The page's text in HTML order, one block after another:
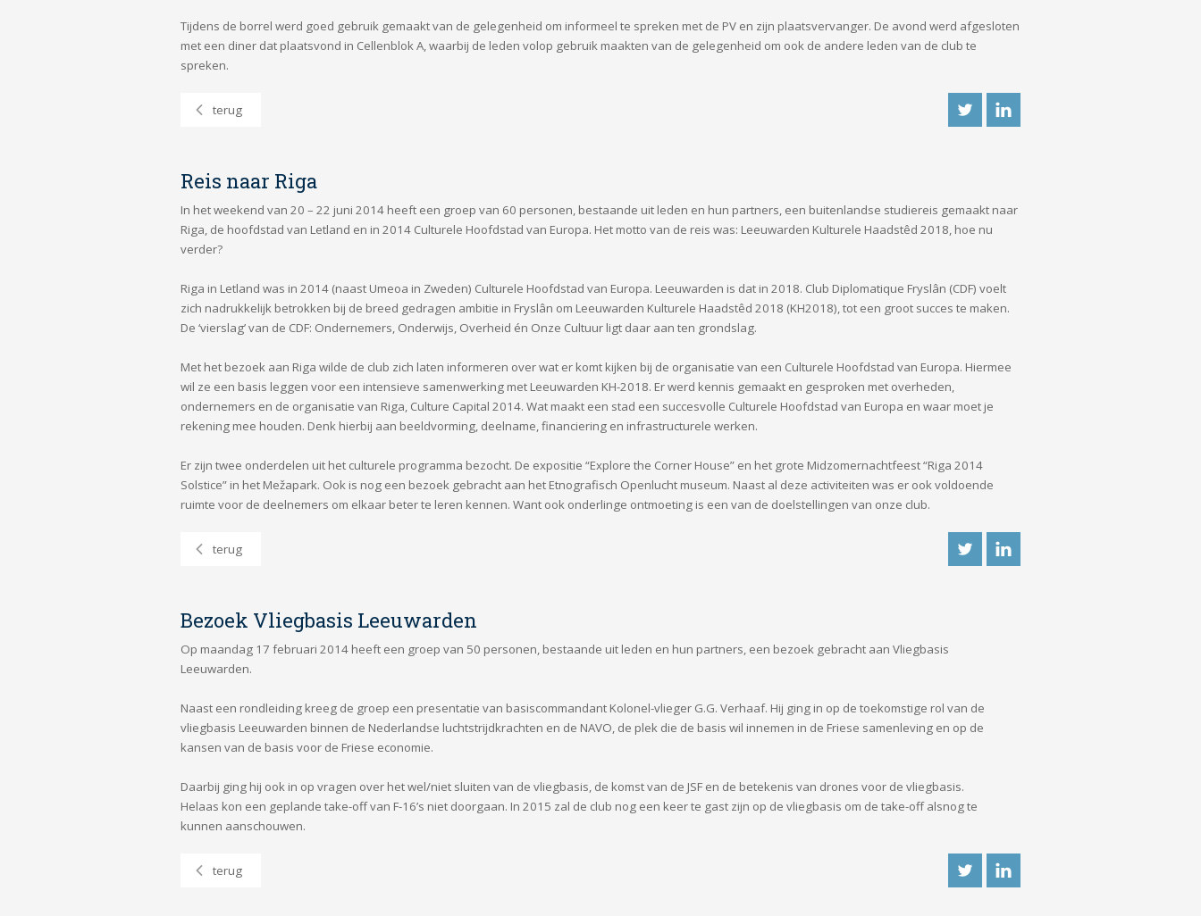
Tijdens de borrel werd goed gebruik gemaakt van de gelegenheid om informeel te spreken met de PV en zijn plaatsvervanger. De avond werd afgesloten
met een diner dat plaatsvond in Cellenblok A, waarbij de leden volop gebruik maakten van de gelegenheid om ook de andere leden van de club te
spreken.
terug
Reis naar Riga
In het weekend van 20 – 22 juni 2014 heeft een groep van 60 personen, bestaande uit leden en hun partners, een buitenlandse studiereis gemaakt naar
Riga, de hoofdstad van Letland en in 2014 Culturele Hoofdstad van Europa. Het motto van de reis was: Leeuwarden Kulturele Haadstêd 2018, hoe nu
verder?
Riga in Letland was in 2014 (naast Umeoa in Zweden) Culturele Hoofdstad van Europa. Leeuwarden is dat in 2018. Club Diplomatique Fryslân (CDF) voelt
zich nadrukkelijk betrokken bij de breed gedragen ambitie in Fryslân om Leeuwarden Kulturele Haadstêd 2018 (KH2018), tot een groot succes te maken.
De ‘vierslag’ van de CDF: Ondernemers, Onderwijs, Overheid én Onze Cultuur ligt daar aan ten grondslag.
Met het bezoek aan Riga wilde de club zich laten informeren over wat er komt kijken bij de organisatie van een Culturele Hoofdstad van Europa. Hiermee
wil ze een basis leggen voor een intensieve samenwerking met Leeuwarden KH-2018. Er werd kennis gemaakt en gesproken met overheden,
ondernemers en de organisatie van Riga, Culture Capital 2014. Wat maakt een stad een succesvolle Culturele Hoofdstad van Europa en waar moet je
rekening mee houden. Denk hierbij aan beeldvorming, deelname, financiering en infrastructurele werken.
Er zijn twee onderdelen uit het culturele programma bezocht. De expositie “Explore the Corner House” en het grote Midzomernachtfeest “Riga 2014
Solstice” in het Mežapark. Ook is nog een bezoek gebracht aan het Etnografisch Openlucht museum. Naast al deze activiteiten was er ook voldoende
ruimte voor de deelnemers om elkaar beter te leren kennen. Want ook onderlinge ontmoeting is een van de doelstellingen van onze club.
terug
Bezoek Vliegbasis Leeuwarden
Op maandag 17 februari 2014 heeft een groep van 50 personen, bestaande uit leden en hun partners, een bezoek gebracht aan Vliegbasis
Leeuwarden.
Naast een rondleiding kreeg de groep een presentatie van basiscommandant Kolonel-vlieger G.G. Verhaaf. Hij ging in op de toekomstige rol van de
vliegbasis Leeuwarden binnen de Nederlandse luchtstrijdkrachten en de NAVO, de plek die de basis wil innemen in de Friese samenleving en op de
kansen van de basis voor de Friese economie.
Daarbij ging hij ook in op vragen over het wel/niet sluiten van de vliegbasis, de komst van de JSF en de betekenis van drones voor de vliegbasis.
Helaas kon een geplande take-off van F-16’s niet doorgaan. In 2015 zal de club nog een keer te gast zijn op de vliegbasis om de take-off alsnog te
kunnen aanschouwen.
terug